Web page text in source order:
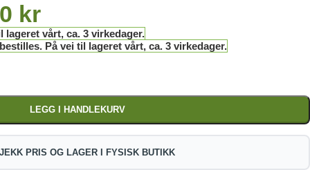
kr
vårt, ca. 3 virkedager.
På vei til lageret vårt, ca. 3 virkedager.
LEGG I HANDLEKURV
PRIS OG LAGER I FYSISK BUTIKK